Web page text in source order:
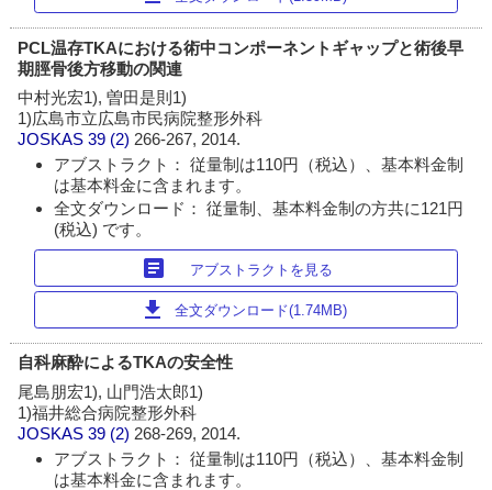
PCL温存TKAにおける術中コンポーネントギャップと術後早
期脛骨後方移動の関連
中村光宏1), 曽田是則1)
1)広島市立広島市民病院整形外科
JOSKAS 39 (2) 266-267, 2014.
アブストラクト： 従量制は110円（税込）、基本料金制
は基本料金に含まれます。
全文ダウンロード： 従量制、基本料金制の方共に121円
(税込) です。
article アブストラクトを見る
download 全文ダウンロード(1.74MB)
自科麻酔によるTKAの安全性
尾島朋宏1), 山門浩太郎1)
1)福井総合病院整形外科
JOSKAS 39 (2) 268-269, 2014.
アブストラクト： 従量制は110円（税込）、基本料金制
は基本料金に含まれます。